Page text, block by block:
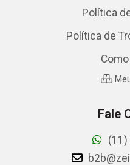
Política
Política de
Fale
(11)